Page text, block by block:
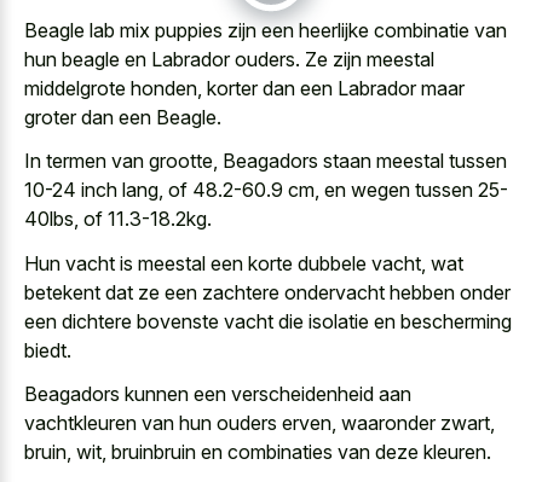
Beagle lab mix puppies zijn een heerlijke combinatie van
hun beagle en Labrador ouders. Ze zijn meestal
middelgrote honden, korter dan een Labrador maar
groter dan een Beagle.
In termen van grootte, Beagadors staan meestal tussen
10-24 inch lang, of 48.2-60.9 cm, en wegen tussen 25-
40lbs, of 11.3-18.2kg.
Hun vacht is meestal een korte dubbele vacht, wat
betekent dat ze een zachtere ondervacht hebben onder
een dichtere bovenste vacht die isolatie en bescherming
biedt.
Beagadors kunnen een verscheidenheid aan
vachtkleuren van hun ouders erven, waaronder zwart,
bruin, wit, bruinbruin en combinaties van deze kleuren.